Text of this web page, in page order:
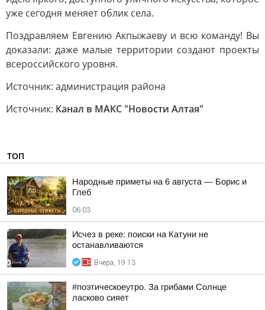
уже сегодня меняет облик села.
Поздравляем Евгению Акпыжаеву и всю команду! Вы
доказали: даже малые территории создают проекты
всероссийского уровня.
Источник: администрация района
Источник: Канал в МАКС "Новости Алтая"
ТОП
Hapoдныe пpимeты нa 6 aвгуcтa — Бopиc и
Глeб
06:03
Исчез в реке: поиски на Катуни не
останавливаются
Вчера, 19:13
#поэтическоеутро. За грибами Солнце
ласково сияет